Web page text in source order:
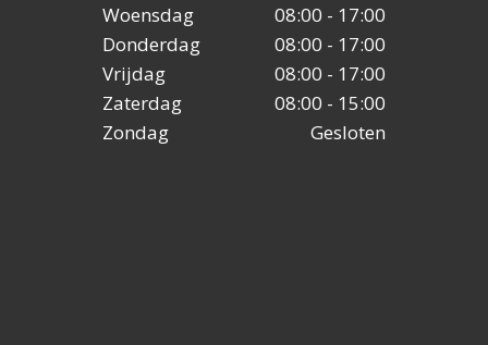
Woensdag
08:00 - 17:00
Donderdag
08:00 - 17:00
Vrijdag
08:00 - 17:00
Zaterdag
08:00 - 15:00
Zondag
Gesloten